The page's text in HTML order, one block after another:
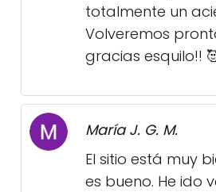
totalmente un
Volveremos
gracias esquilo!!
María J. G. M.
El sitio está muy
es bueno. He ido